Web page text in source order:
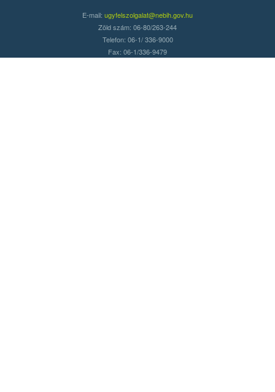
E-mail: ugyfelszolgalat@nebih.gov.hu
Zöld szám: 06-80/263-244
Telefon: 06-1/ 336-9000
Fax: 06-1/336-9479